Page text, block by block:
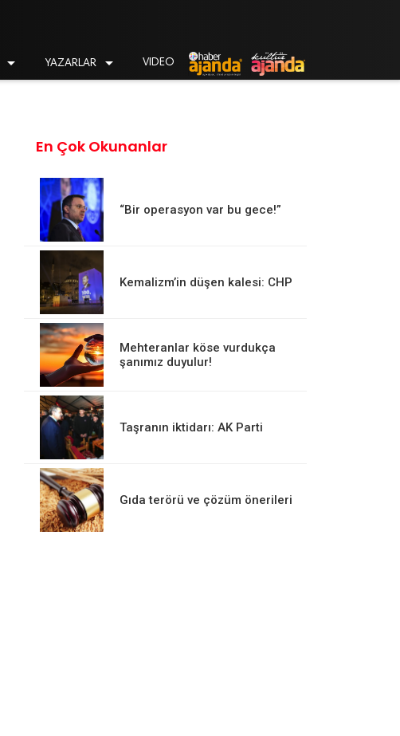
 YAZARLAR  VIDEO
En Çok Okunanlar
“Bir operasyon var bu gece!”
Kemalizm’in düşen kalesi: CHP
Mehteranlar köse vurdukça
şanımız duyulur!
Taşranın iktidarı: AK Parti
Gıda terörü ve çözüm önerileri